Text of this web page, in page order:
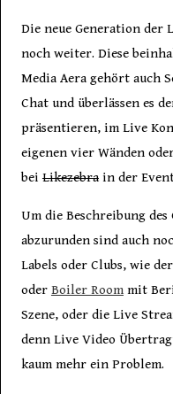
Die neue Generation der
noch weiter. Diese
Media Aera gehört auch
Chat und überlässen es
präsentieren, im Live
eigenen vier Wänden
bei Likezebrain der
Um die Beschreibung
abzurunden sind auch
Labels oder Clubs, wie der
oder Boiler Roommit
Szene, oder die Live
denn Live Video
kaum mehr ein Problem.